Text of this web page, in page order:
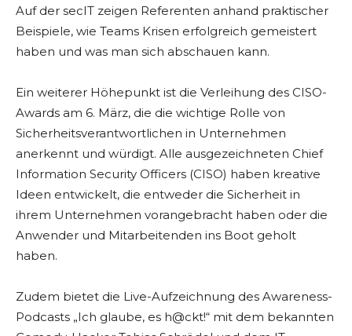
Auf der secIT zeigen Referenten anhand praktischer
Beispiele, wie Teams Krisen erfolgreich gemeistert
haben und was man sich abschauen kann.
Ein weiterer Höhepunkt ist die Verleihung des CISO-
Awards am 6. März, die die wichtige Rolle von
Sicherheitsverantwortlichen in Unternehmen
anerkennt und würdigt. Alle ausgezeichneten Chief
Information Security Officers (CISO) haben kreative
Ideen entwickelt, die entweder die Sicherheit in
ihrem Unternehmen vorangebracht haben oder die
Anwender und Mitarbeitenden ins Boot geholt
haben.
Zudem bietet die Live-Aufzeichnung des Awareness-
Podcasts „Ich glaube, es h@ckt!“ mit dem bekannten